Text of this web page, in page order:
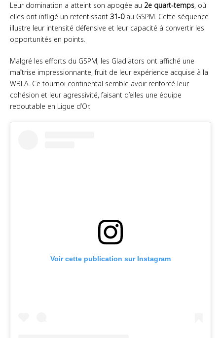
Leur domination a atteint son apogée au 2e quart-temps, où
elles ont infligé un retentissant 31-0au GSPM. Cette séquence
illustre leur intensité défensive et leur capacité à convertir les
opportunités en points.
Malgré les efforts du GSPM, les Gladiators ont affiché une
maîtrise impressionnante, fruit de leur expérience acquise à la
WBLA. Ce tournoi continental semble avoir renforcé leur
cohésion et leur agressivité, faisant d’elles une équipe
redoutable en Ligue d’Or.
Voir cette publication sur Instagram